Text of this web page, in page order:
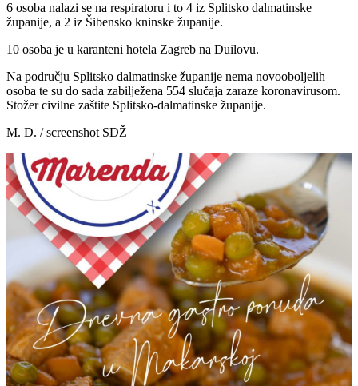
6 osoba nalazi se na respiratoru i to 4 iz Splitsko dalmatinske
županije, a 2 iz Šibensko kninske županije.
10 osoba je u karanteni hotela Zagreb na Duilovu.
Na području Splitsko dalmatinske županije nema novooboljelih
osoba te su do sada zabilježena 554 slučaja zaraze koronavirusom.
Stožer civilne zaštite Splitsko-dalmatinske županije.
M. D. / screenshot SDŽ